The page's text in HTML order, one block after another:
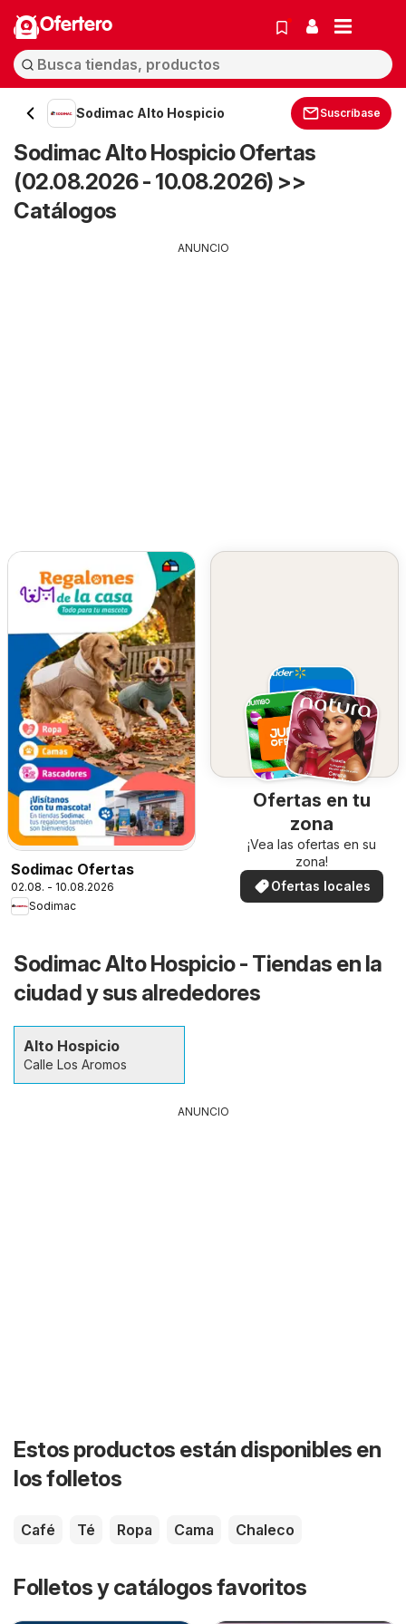
Ofertero
Sodimac Alto Hospicio Suscríbase
Sodimac Alto Hospicio Ofertas
(02.08.2026 - 10.08.2026) >>
Catálogos
ANUNCIO
Sodimac Ofertas
02.08. - 10.08.2026
Sodimac
Ofertas en tu
zona
¡Vea las ofertas en su
zona!
Ofertas locales
Sodimac Alto Hospicio - Tiendas en la
ciudad y sus alrededores
Alto Hospicio
Calle Los Aromos
ANUNCIO
Estos productos están disponibles en
los folletos
Café Té Ropa Cama Chaleco
Folletos y catálogos favoritos